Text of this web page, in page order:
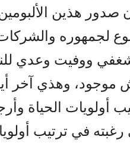
صدور هذين
لجمهوره
ووفيت وعدي
مش موجود، وهذي آخر
أولويات الحياة
في ترتيب